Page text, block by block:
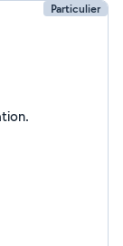
Particulier
présentation.